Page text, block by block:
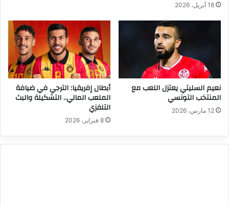
18 أبريل، 2026
نعيم السليتي يعتزل اللعب مع
المنتخب التونسي
12 مارس، 2026
أبطال إفريقيا: الترجي في ضيافة
الملعب المالي.. التشكيلة والبث
التلفزي
8 فبراير، 2026